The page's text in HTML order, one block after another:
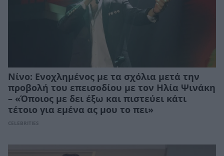
Νίνο: Ενοχλημένος με τα σχόλια μετά την
προβολή του επεισοδίου με τον Ηλία Ψινάκη
– «Όποιος με δει έξω και πιστεύει κάτι
τέτοιο για εμένα ας μου το πει»
CELEBRITIES